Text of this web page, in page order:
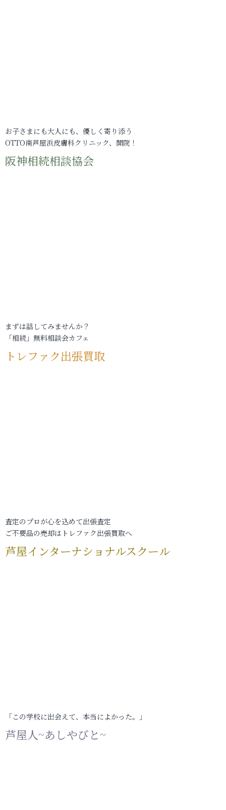
お子さまにも大人にも、優しく寄り添う
OTTO南芦屋浜皮膚科クリニック、開院！
阪神相続相談協会
まずは話してみませんか？
「相続」無料相談会カフェ
トレファク出張買取
査定のプロが心を込めて出張査定
ご不要品の売却はトレファク出張買取へ
芦屋インターナショナルスクール
「この学校に出会えて、本当によかった。」
芦屋人~あしやびと~